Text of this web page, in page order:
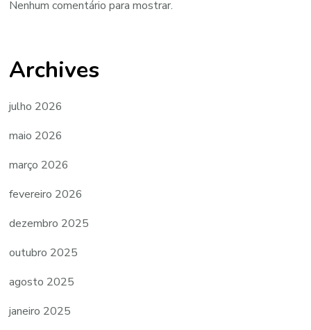
Nenhum comentário para mostrar.
Archives
julho 2026
maio 2026
março 2026
fevereiro 2026
dezembro 2025
outubro 2025
agosto 2025
janeiro 2025